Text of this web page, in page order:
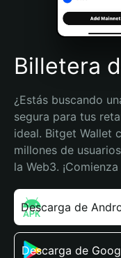
Português (Brasil)
Español (Argentina)
Billetera
¿Estás buscando
segura para tus
ideal. Bitget Wallet
millones de
la Web3.
Descarga de
Descarga de